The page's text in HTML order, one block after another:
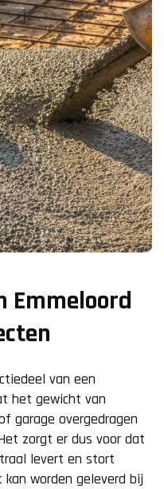
Emmeloord
van een
het gewicht van
garage overgedragen
zorgt er dus voor dat
levert en stort
worden geleverd bij